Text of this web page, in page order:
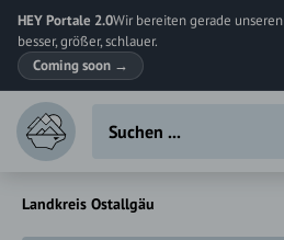
HEY Portale 2.0Wir bereiten gerade
besser, größer, schlauer.
Coming soon →
Landkreis Ostallgäu